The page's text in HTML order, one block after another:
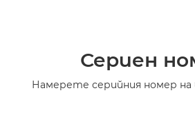
Сериен
Намерете серийния номер